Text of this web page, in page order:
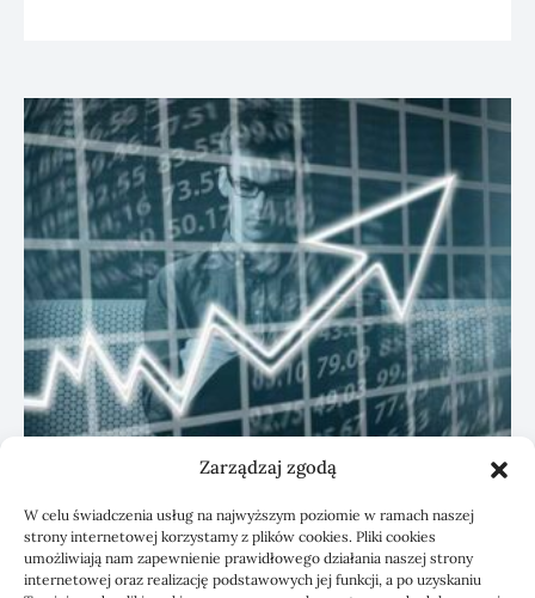
Zarządzaj zgodą
W celu świadczenia usług na najwyższym poziomie w ramach naszej
strony internetowej korzystamy z plików cookies. Pliki cookies
umożliwiają nam zapewnienie prawidłowego działania naszej strony
internetowej oraz realizację podstawowych jej funkcji, a po uzyskaniu
KSeF: przygotowanie sp. z o.o. z biurem
rachunkowym